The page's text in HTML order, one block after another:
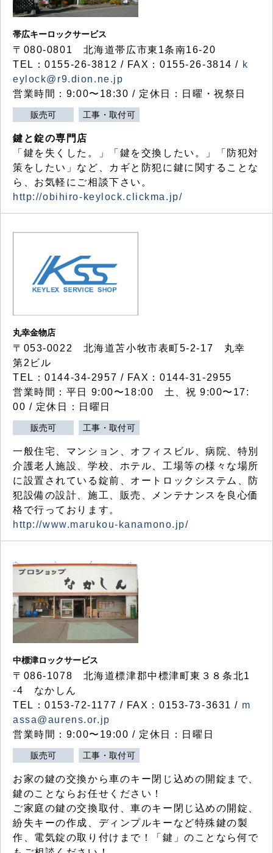
帯広キーロックサービス
〒080-0801 北海道帯広市東1条南16-20
TEL：0155-26-3812 / FAX：0155-26-3814 / k
eylock@r9.dion.ne.jp
営業時間：9:00〜18:30 / 定休日：日曜・祝祭日
販売可 工事・取付可
鍵と錠の専門店
「鍵を失くした。」「鍵を交換したい。」「防犯対
策をしたい」など、カギと防犯に鍵に関することな
ら、お気軽にご相談下さい。
http://obihiro-keylock.clickma.jp/
丸幸金物店
〒053-0022 北海道苫小牧市表町5-2-17 丸幸
第2ビル
TEL：0144-34-2957 / FAX：0144-31-2955
営業時間：平日 9:00〜18:00 土、祝 9:00〜17:
00 / 定休日：日曜日
販売可 工事・取付可
一般住宅、マンション、オフィスビル、病院、特別
介護老人施設、学校、ホテル、工場等の様々な場所
に設置されている錠前、オートロックシステム、防
犯設備の設計、施工、販売、メンテナンスを良心価
格で行っております。
http://www.marukou-kanamono.jp/
中標津ロックサービス
〒086-1078 北海道標津郡中標津町東３８条北1
-4 なかしん
TEL：0153-72-1177 / FAX：0153-73-3631 / m
assa@aurens.or.jp
営業時間：9:00〜19:00 / 定休日：日曜日
販売可 工事・取付可
お家の鍵の交換から車のキー閉じ込めの開錠まで、
鍵のことならお任せください！
ご家庭の鍵の交換取付、車のキー閉じ込めの開錠、
紛失キーの作成、ディンプルキーなど特殊鍵の製
作、電気錠の取り付けまで！「鍵」のことなら何で